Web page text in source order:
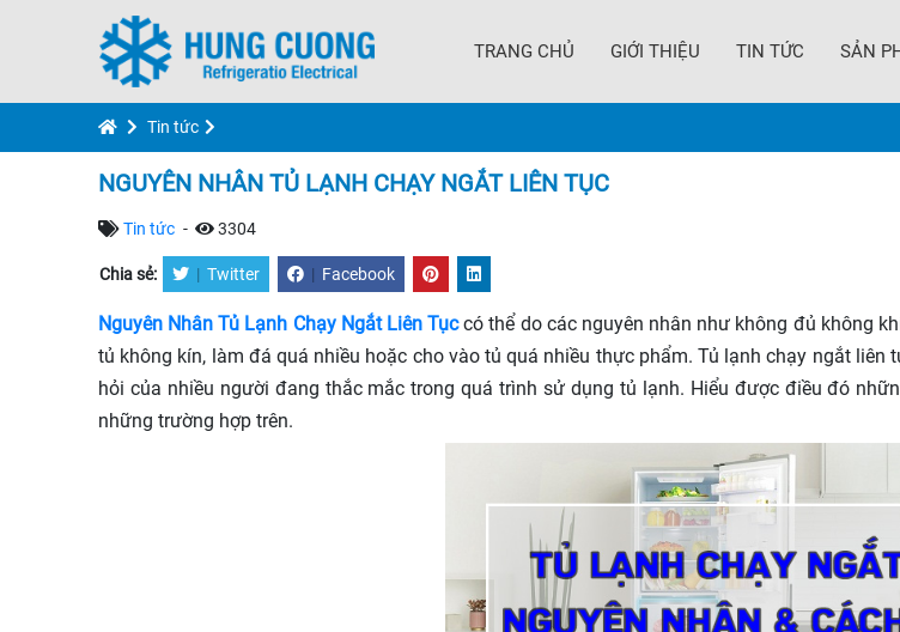
TRANG CHỦ GIỚI THIỆU TIN TỨC SẢN
Tin tức
NGUYÊN NHÂN TỦ LẠNH CHẠY NGẮT LIÊN TỤC
Tin tức - 3304
Chia sẻ: | Twitter | Facebook
Nguyên Nhân Tủ Lạnh Chạy Ngắt Liên Tụccó thể do các nguyên nhân như không đủ không
tủ không kín, làm đá quá nhiều hoặc cho vào tủ quá nhiều thực phẩm. Tủ lạnh chạy ngắt
hỏi của nhiều người đang thắc mắc trong quá trình sử dụng tủ lạnh. Hiểu được điều đó
những trường hợp trên.